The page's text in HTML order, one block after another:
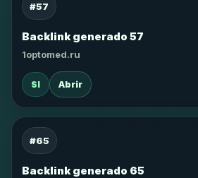
#57
Backlink generado 57
1optomed.ru
SI Abrir
#65
Backlink generado 65